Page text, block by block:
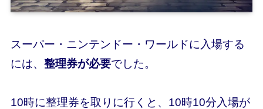
スーパー・ニンテンドー・ワールドに入場する
には、 整理券が必要でした。
10時に整理券を取りに行くと、10時10分入場が